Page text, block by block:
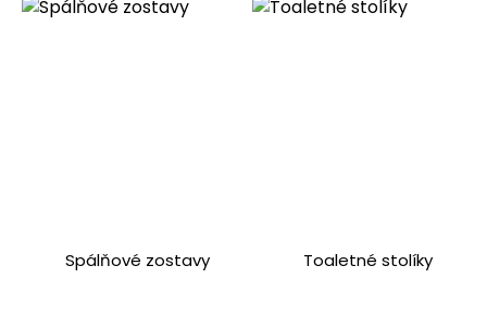
Spálňové zostavy Toaletné stolíky